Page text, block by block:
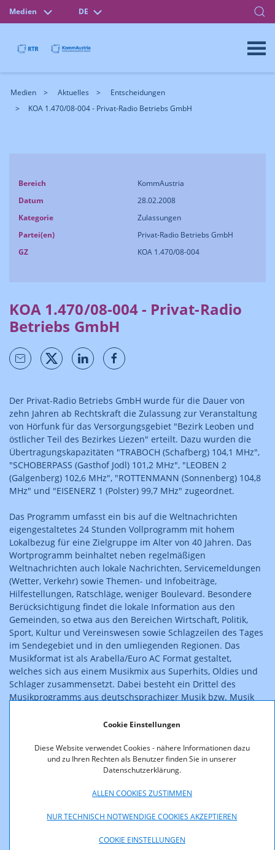
Cookie Einstellungen
Diese Website verwendet Cookies - nähere Informationen dazu
und zu Ihren Rechten als Benutzer finden Sie in unserer
Datenschutzerklärung.
ALLEN COOKIES ZUSTIMMEN
NUR TECHNISCH NOTWENDIGE COOKIES AKZEPTIEREN
COOKIE EINSTELLUNGEN
Medien DE
Medien Aktuelles
Entscheidungen
KOA 1.470/08-004 - Privat-Radio Betriebs GmbH
Bereich
KommAustria
Datum
28.02.2008
Kategorie
Zulassungen
Partei(en)
Privat-Radio Betriebs GmbH
GZ
KOA 1.470/08-004
KOA 1.470/08-004 - Privat-Radio
Betriebs GmbH
Der Privat-Radio Betriebs GmbH wurde für die Dauer von
zehn Jahren ab Rechtskraft die Zulassung zur Veranstaltung
von Hörfunk für das Versorgungsgebiet "Bezirk Leoben und
östlicher Teil des Bezirkes Liezen" erteilt. Dazu wurden die
Übertragungskapazitäten "TRABOCH (Schafberg) 104,1 MHz",
"SCHOBERPASS (Gasthof Jodl) 101,2 MHz", "LEOBEN 2
(Galgenberg) 102,6 MHz", "ROTTENMANN (Sonnenberg) 104,8
MHz" und "EISENERZ 1 (Polster) 99,7 MHz" zugeordnet.
Das Programm umfasst ein bis auf die Weltnachrichten
eigengestaltetes 24 Stunden Vollprogramm mit hohem
Lokalbezug für eine Zielgruppe im Alter von 40 Jahren. Das
Wortprogramm beinhaltet neben regelmäßigen
Weltnachrichten auch lokale Nachrichten, Servicemeldungen
(Wetter, Verkehr) sowie Themen- und Infobeiträge,
Hilfestellungen, Ratschläge, weniger Boulevard. Besondere
Berücksichtigung findet die lokale Information aus den
Gemeinden, so etwa aus den Bereichen Wirtschaft, Politik,
Sport, Kultur und Vereinswesen sowie Schlagzeilen des Tages
im Sendegebiet und in den umliegenden Regionen. Das
Musikformat ist als Arabella/Euro AC Format gestaltet,
welches sich aus einem Musikmix aus Superhits, Oldies und
Schlager zusammensetzt. Dabei besteht ein Drittel des
Musikprogramms aus deutschsprachiger Musik bzw. Musik
österreichischer Interpreten.
Der Antrag der WELLE SALZBURG GmbH wurde abgewiesen,
da die finanziellen Voraussetzungen nach § 5 Abs. 3 PrR-G
nicht glaubhaft gemacht wurden. Der Antrag der Privat-Radio
Versorgungsgebiets "Aichfeld - Oberes Murtal" wurde
abgewiesen. Die Anträge des Medienprojektvereins
Sender mit Sendung" auf Erteilung einer Zulassung wurden